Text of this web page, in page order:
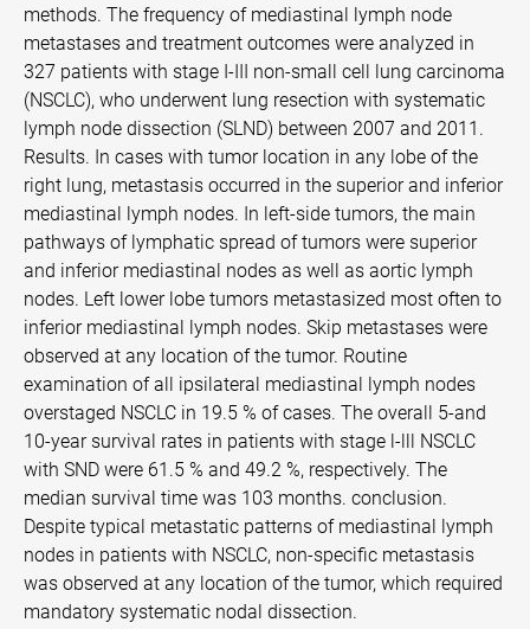
methods. The frequency of mediastinal lymph node
metastases and treatment outcomes were analyzed in
327 patients with stage I-III non-small cell lung carcinoma
(NSCLC), who underwent lung resection with systematic
lymph node dissection (SLND) between 2007 and 2011.
Results. In cases with tumor location in any lobe of the
right lung, metastasis occurred in the superior and inferior
mediastinal lymph nodes. In left-side tumors, the main
pathways of lymphatic spread of tumors were superior
and inferior mediastinal nodes as well as aortic lymph
nodes. Left lower lobe tumors metastasized most often to
inferior mediastinal lymph nodes. Skip metastases were
observed at any location of the tumor. Routine
examination of all ipsilateral mediastinal lymph nodes
overstaged NSCLC in 19.5 % of cases. The overall 5-and
10-year survival rates in patients with stage l-lll NSCLC
with SND were 61.5 % and 49.2 %, respectively. The
median survival time was 103 months. conclusion.
Despite typical metastatic patterns of mediastinal lymph
nodes in patients with NSCLC, non-specific metastasis
was observed at any location of the tumor, which required
mandatory systematic nodal dissection.